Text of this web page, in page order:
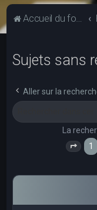
Accueil du forum
Sujets sans
Aller sur la
La
Page
1